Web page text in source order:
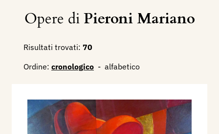
Opere diPieroni Mariano
Risultati trovati: 70
Ordine: cronologico - alfabetico